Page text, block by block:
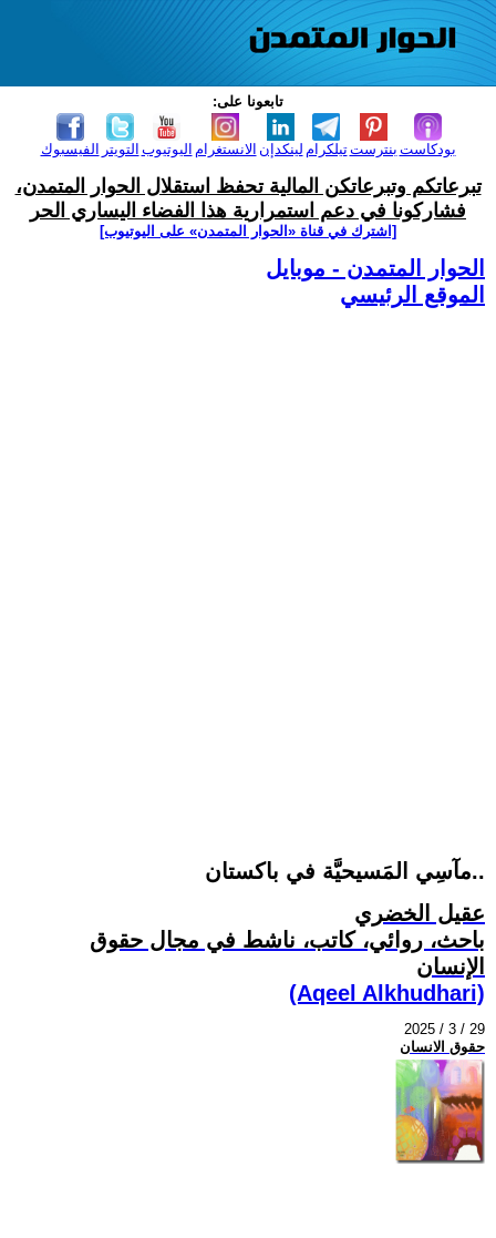
تابعونا على:
الفيسبوك التويتر اليوتيوب الانستغرام لينكدإن تيلكرامبنترست بودكاست
تبرعاتكم وتبرعاتكن المالية تحفظ استقلال الحوار المتمدن،
فشاركونا في دعم استمرارية هذا الفضاء اليساري الحر
[اشترك في قناة ‫«الحوار المتمدن» على اليوتيوب]
الحوار المتمدن - موبايل
الموقع الرئيسي
مآسِي المَسيحيَّة في باكستان..
عقيل الخضري
باحث، روائي، كاتب، ناشط في مجال حقوق
الإنسان
(Aqeel Alkhudhari)
2025 / 3 / 29
حقوق الانسان